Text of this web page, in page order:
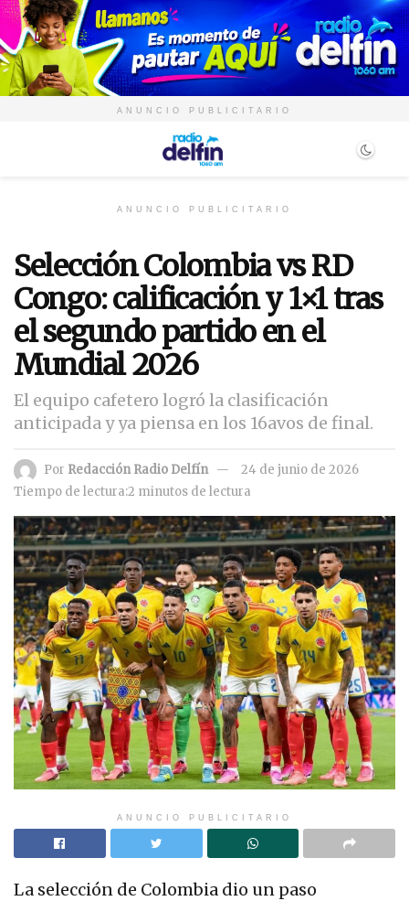
ANUNCIO PUBLICITARIO
ANUNCIO PUBLICITARIO
Selección Colombia vs RD
Congo: calificación y 1×1 tras
el segundo partido en el
Mundial 2026
El equipo cafetero logró la clasificación
anticipada y ya piensa en los 16avos de final.
Por Redacción Radio Delfín
24 de junio de 2026
Tiempo de lectura:2 minutos de lectura
ANUNCIO PUBLICITARIO
La selección de Colombia dio un paso